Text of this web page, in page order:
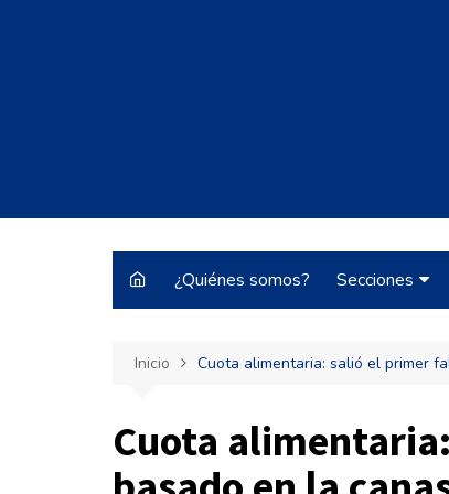
¿Quiénes somos? Secciones
Historias de
ARBA
Pateando
Inicio Cuota alimentaria: salió el primer
Cuota